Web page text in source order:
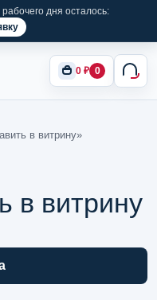
дня осталось:
0 ₽ 0
в витрину»
в витрину